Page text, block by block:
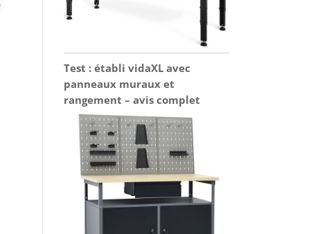
Test : établi vidaXL avec
panneaux muraux et
rangement – avis complet